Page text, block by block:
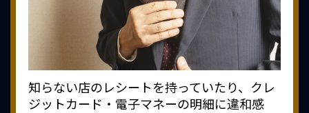
知らない店のレシートを持っていたり、クレ
ジットカード・電子マネーの明細に違和感